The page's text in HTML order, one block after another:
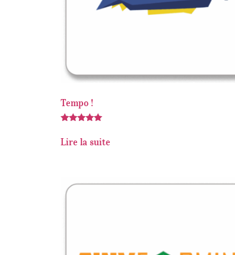
Tempo !
5.00
sur 5
Lire la suite